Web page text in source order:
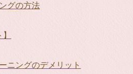
グの方法
ニングのデメリット